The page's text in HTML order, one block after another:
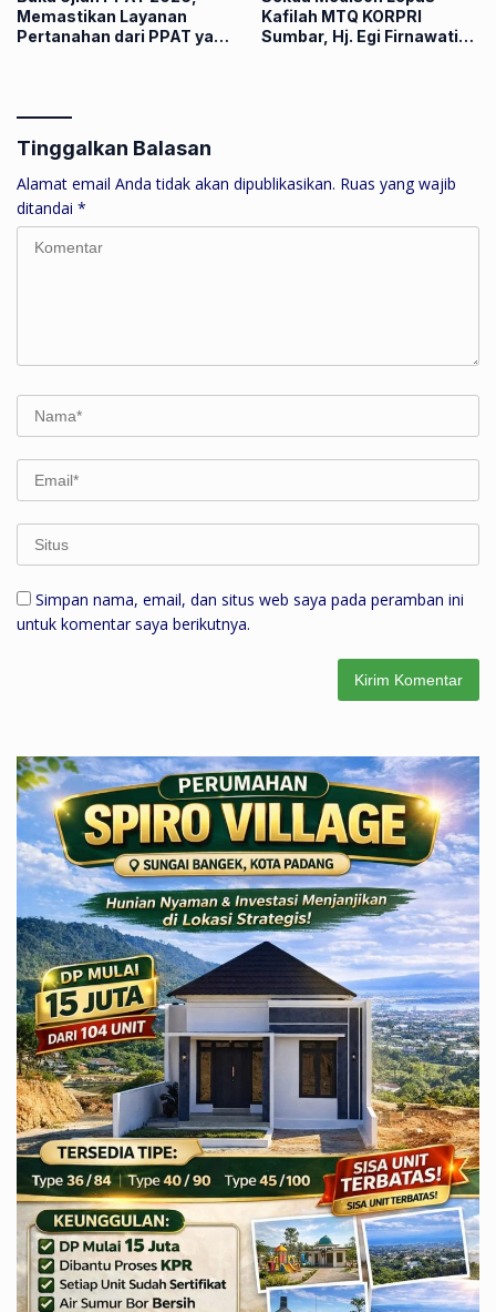
Memastikan Layanan
Pertanahan dari PPAT yang
Kafilah MTQ KORPRI
Sumbar, Hj. Egi Firnawati
Tinggalkan Balasan
Alamat email Anda tidak akan dipublikasikan. Ruas yang wajib
ditandai *
Simpan nama, email, dan situs web saya pada peramban ini
untuk komentar saya berikutnya.